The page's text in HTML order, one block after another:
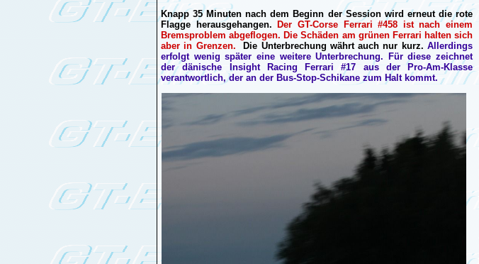
Knapp 35 Minuten nach dem Beginn der Session wird erneut die rote
Flagge herausgehangen.
Der GT-Corse Ferrari #458 ist nach einem
Bremsproblem abgeflogen. Die Schäden am grünen Ferrari halten sich
aber in Grenzen. Die Unterbrechung währt auch nur kurz.Allerdings
erfolgt wenig später eine weitere Unterbrechung. Für diese zeichnet
der dänische Insight Racing Ferrari #17 aus der Pro-Am-Klasse
verantwortlich, der an der Bus-Stop-Schikane zum Halt kommt.